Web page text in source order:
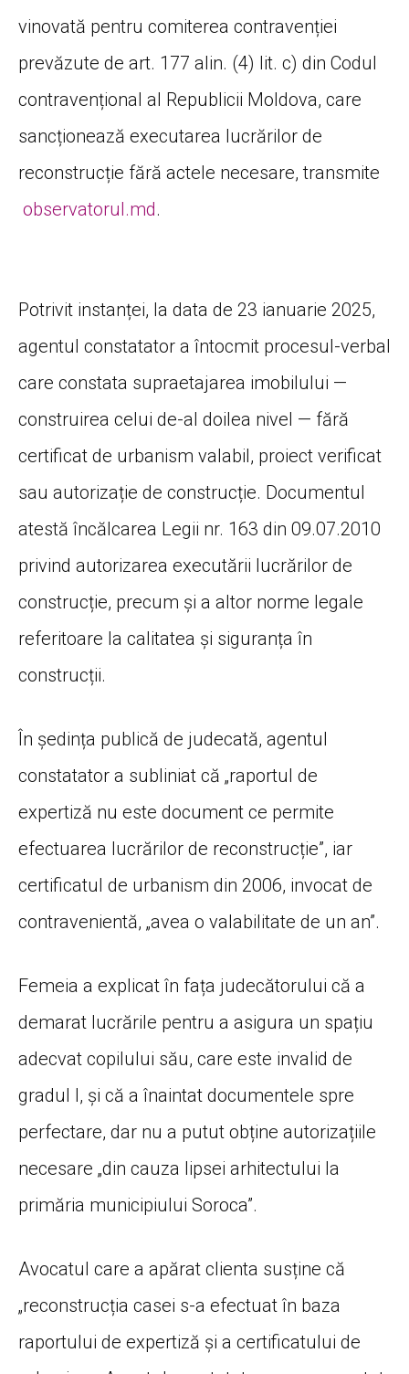
vinovată pentru comiterea contravenției
prevăzute de art. 177 alin. (4) lit. c) din Codul
contravențional al Republicii Moldova, care
sancționează executarea lucrărilor de
reconstrucție fără actele necesare, transmite
observatorul.md.
Potrivit instanței, la data de 23 ianuarie 2025,
agentul constatator a întocmit procesul-verbal
care constata supraetajarea imobilului —
construirea celui de-al doilea nivel — fără
certificat de urbanism valabil, proiect verificat
sau autorizație de construcție. Documentul
atestă încălcarea Legii nr. 163 din 09.07.2010
privind autorizarea executării lucrărilor de
construcție, precum și a altor norme legale
referitoare la calitatea și siguranța în
construcții.
În ședința publică de judecată, agentul
constatator a subliniat că „raportul de
expertiză nu este document ce permite
efectuarea lucrărilor de reconstrucție”, iar
certificatul de urbanism din 2006, invocat de
contravenientă, „avea o valabilitate de un an”.
Femeia a explicat în fața judecătorului că a
demarat lucrările pentru a asigura un spațiu
adecvat copilului său, care este invalid de
gradul I, și că a înaintat documentele spre
perfectare, dar nu a putut obține autorizațiile
necesare „din cauza lipsei arhitectului la
primăria municipiului Soroca”.
Avocatul care a apărat clienta susține că
„reconstrucția casei s-a efectuat în baza
raportului de expertiză și a certificatului de